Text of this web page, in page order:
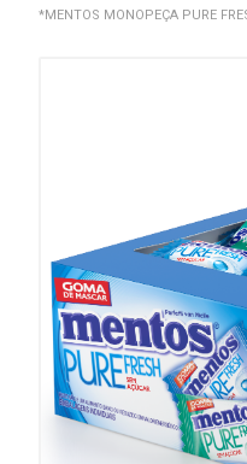
*MENTOS MONOPEÇA PURE